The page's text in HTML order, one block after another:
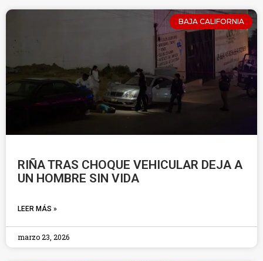
BAJA CALIFORNIA
RIÑA TRAS CHOQUE VEHICULAR DEJA A
UN HOMBRE SIN VIDA
LEER MÁS »
marzo 23, 2026